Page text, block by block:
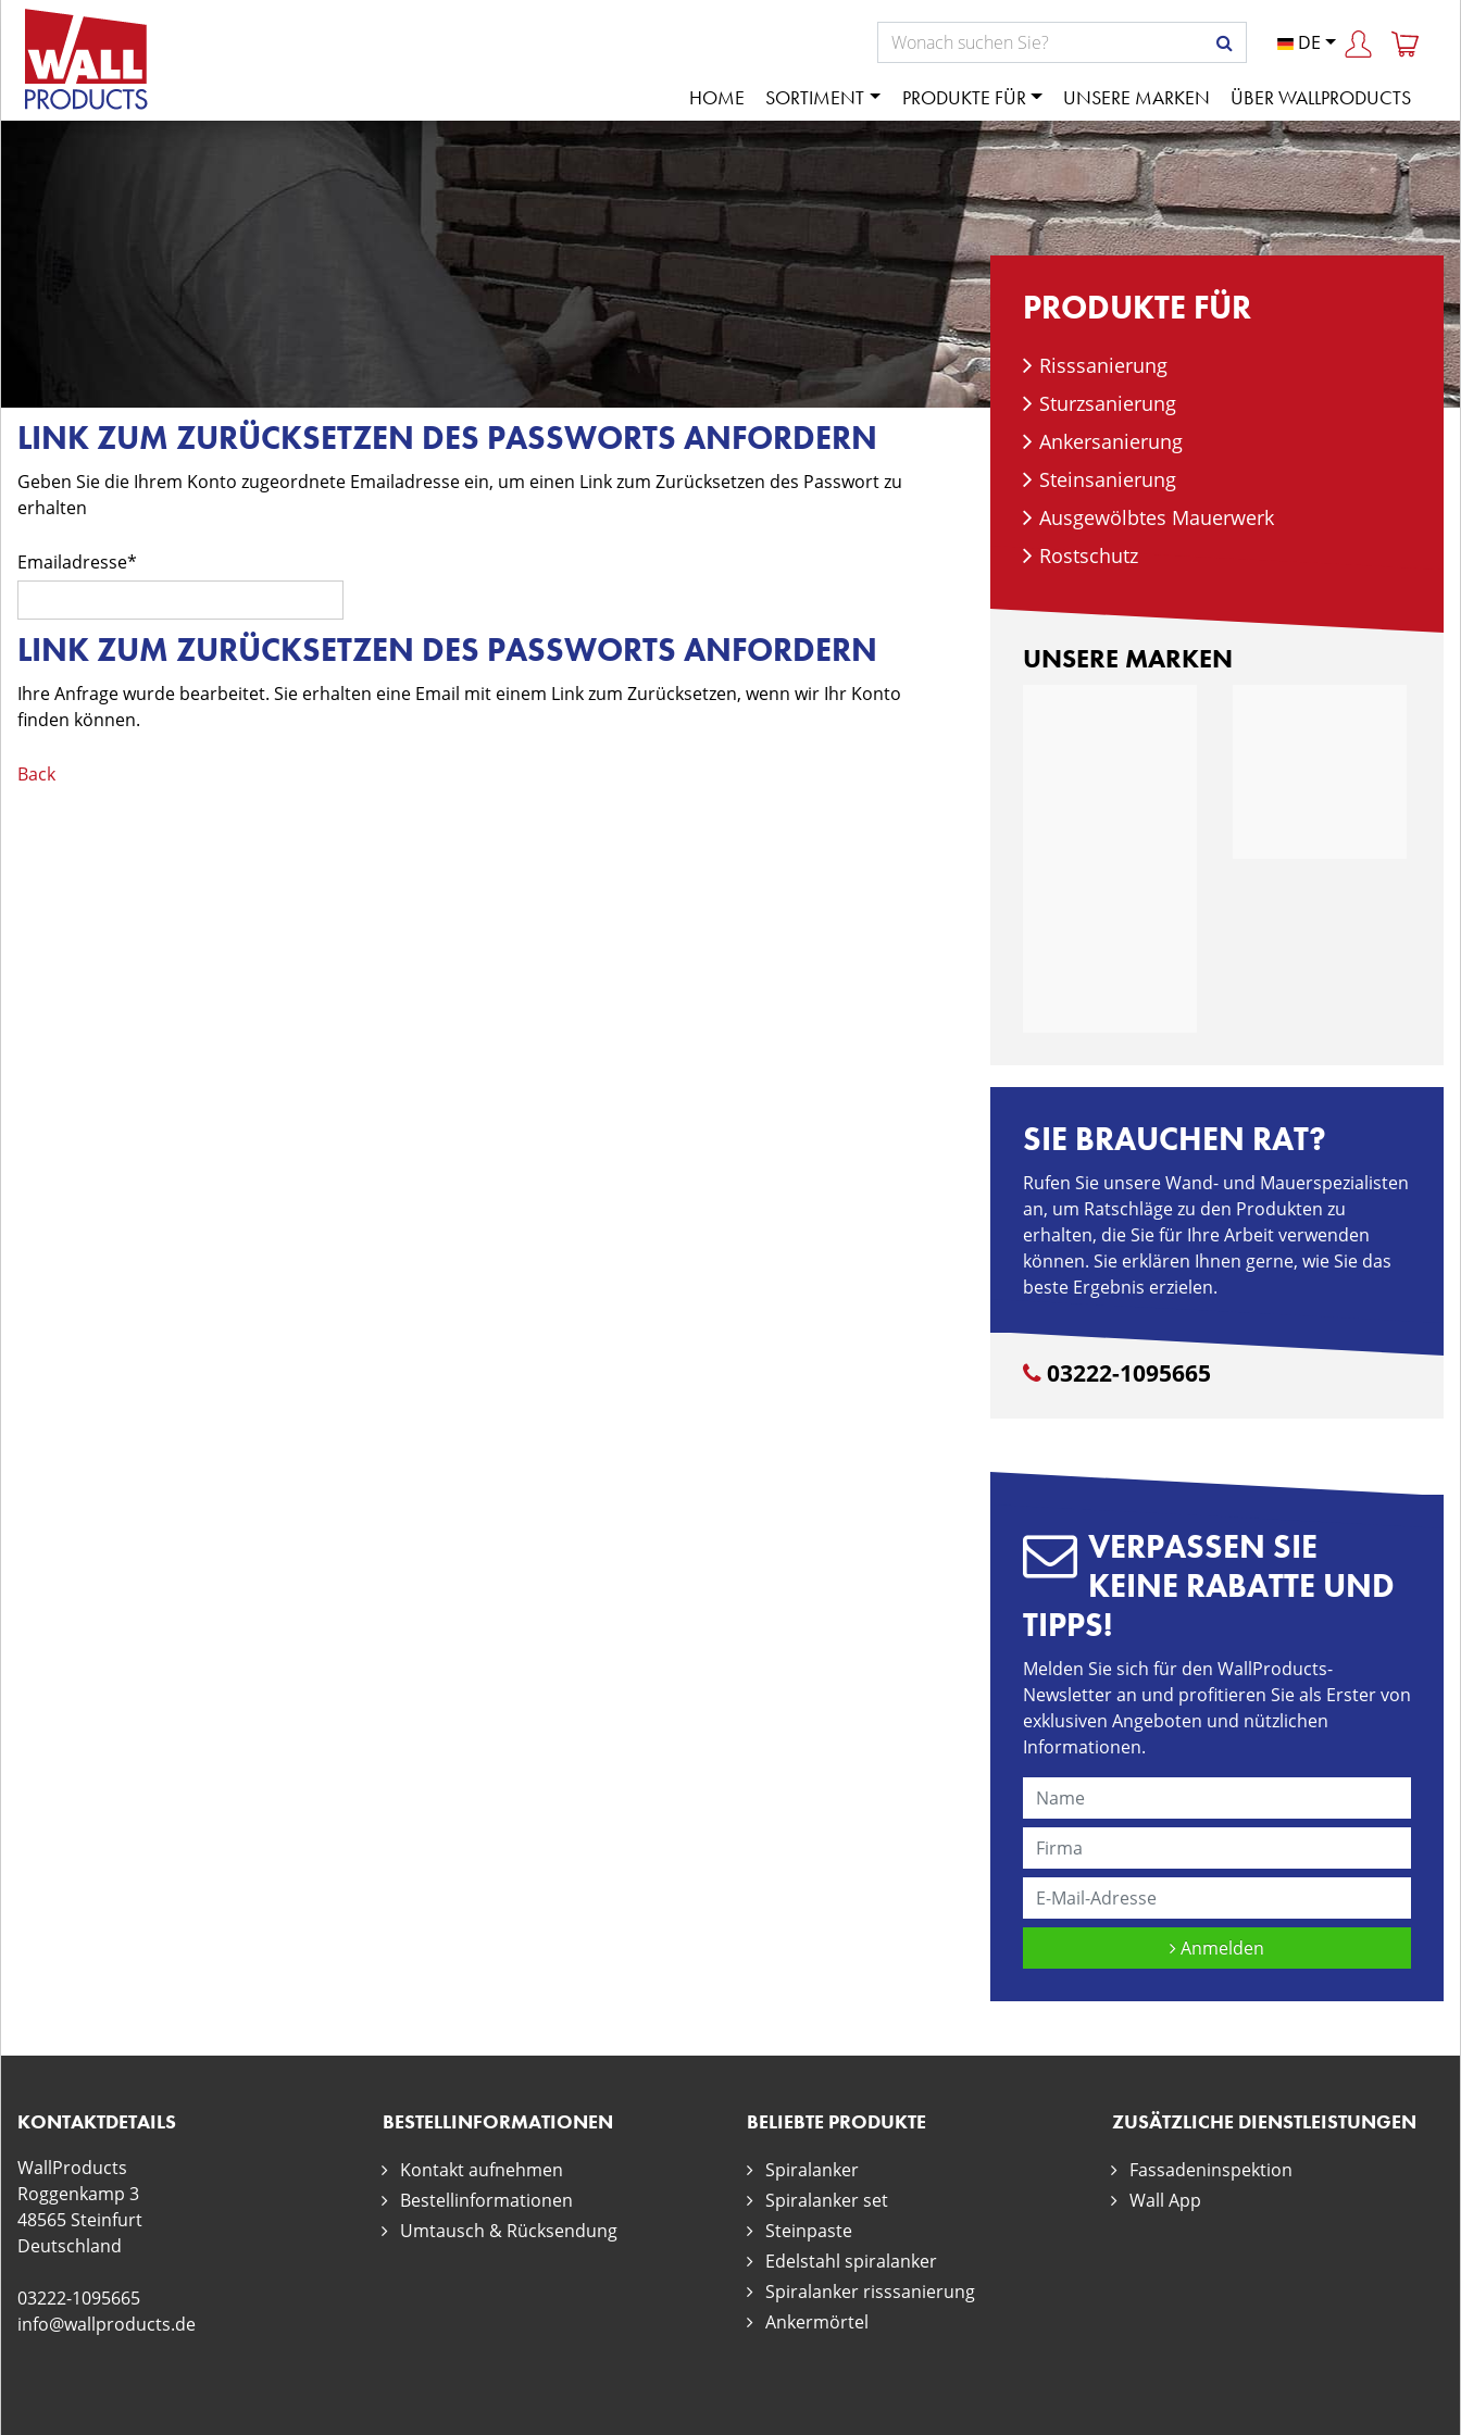
DE
HOME SORTIMENT PRODUKTE FÜR UNSERE MARKEN ÜBER WALLPRODUCTS
LINK ZUM ZURÜCKSETZEN DES PASSWORTS ANFORDERN
Geben Sie die Ihrem Konto zugeordnete Emailadresse ein, um einen Link zum Zurücksetzen des Passwort zu
erhalten
Emailadresse
LINK ZUM ZURÜCKSETZEN DES PASSWORTS ANFORDERN
Ihre Anfrage wurde bearbeitet. Sie erhalten eine Email mit einem Link zum Zurücksetzen, wenn wir Ihr Konto
finden können.
Back
PRODUKTE FÜR
Risssanierung
Sturzsanierung
Ankersanierung
Steinsanierung
Ausgewölbtes Mauerwerk
Rostschutz
UNSERE MARKEN
SIE BRAUCHEN RAT?
Rufen Sie unsere Wand- und Mauerspezialisten
an, um Ratschläge zu den Produkten zu
erhalten, die Sie für Ihre Arbeit verwenden
können. Sie erklären Ihnen gerne, wie Sie das
beste Ergebnis erzielen.
03222-1095665
VERPASSEN SIE
KEINE RABATTE UND
TIPPS!
Melden Sie sich für den WallProducts-
Newsletter an und profitieren Sie als Erster von
exklusiven Angeboten und nützlichen
Informationen.
Anmelden
KONTAKTDETAILS
WallProducts
Roggenkamp 3
48565 Steinfurt
Deutschland
03222-1095665
info@wallproducts.de
BESTELLINFORMATIONEN
Kontakt aufnehmen
Bestellinformationen
Umtausch & Rücksendung
BELIEBTE PRODUKTE
Spiralanker
Spiralanker set
Steinpaste
Edelstahl spiralanker
Spiralanker risssanierung
Ankermörtel
ZUSÄTZLICHE DIENSTLEISTUNGEN
Fassadeninspektion
Wall App